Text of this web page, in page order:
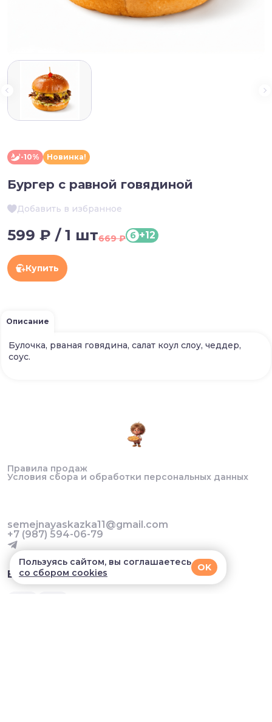
-10% Новинка!
Бургер с равной говядиной
Добавить в избранное
599 ₽ / 1 шт669 ₽ б +12
Купить
Описание
Булочка, рваная говядина, салат коул слоу, чеддер,
соус.
Правила продаж
Условия сбора и обработки персональных данных
semejnayaskazka11@gmail.com
+7 (987) 594-06-79
В приложении удобнее!
Пользуясь сайтом, вы соглашаетесь
со сбором cookies
OK